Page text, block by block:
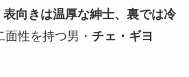
表向きは温厚な紳士、裏では冷
面性を持つ男・ チェ・ギヨ